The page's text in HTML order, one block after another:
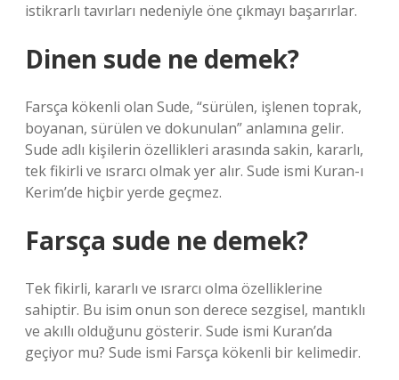
istikrarlı tavırları nedeniyle öne çıkmayı başarırlar.
Dinen sude ne demek?
Farsça kökenli olan Sude, “sürülen, işlenen toprak,
boyanan, sürülen ve dokunulan” anlamına gelir.
Sude adlı kişilerin özellikleri arasında sakin, kararlı,
tek fikirli ve ısrarcı olmak yer alır. Sude ismi Kuran-ı
Kerim’de hiçbir yerde geçmez.
Farsça sude ne demek?
Tek fikirli, kararlı ve ısrarcı olma özelliklerine
sahiptir. Bu isim onun son derece sezgisel, mantıklı
ve akıllı olduğunu gösterir. Sude ismi Kuran’da
geçiyor mu? Sude ismi Farsça kökenli bir kelimedir.